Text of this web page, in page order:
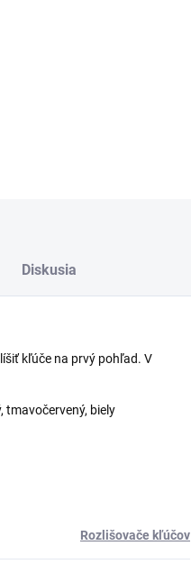
Diskusia
kľúče na prvý pohľad. V
tmavočervený, biely
Rozlišovače kľúčov